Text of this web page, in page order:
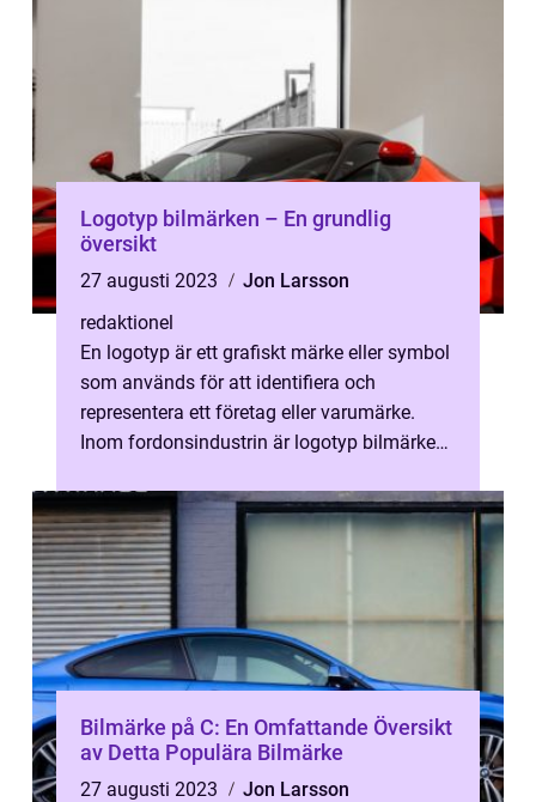
Logotyp bilmärken – En grundlig
översikt
27 augusti 2023
Jon Larsson
redaktionel
En logotyp är ett grafiskt märke eller symbol
som används för att identifiera och
representera ett företag eller varumärke.
Inom fordonsindustrin är logotyp bilmärken
Bilmärke på C: En Omfattande Översikt
av Detta Populära Bilmärke
27 augusti 2023
Jon Larsson